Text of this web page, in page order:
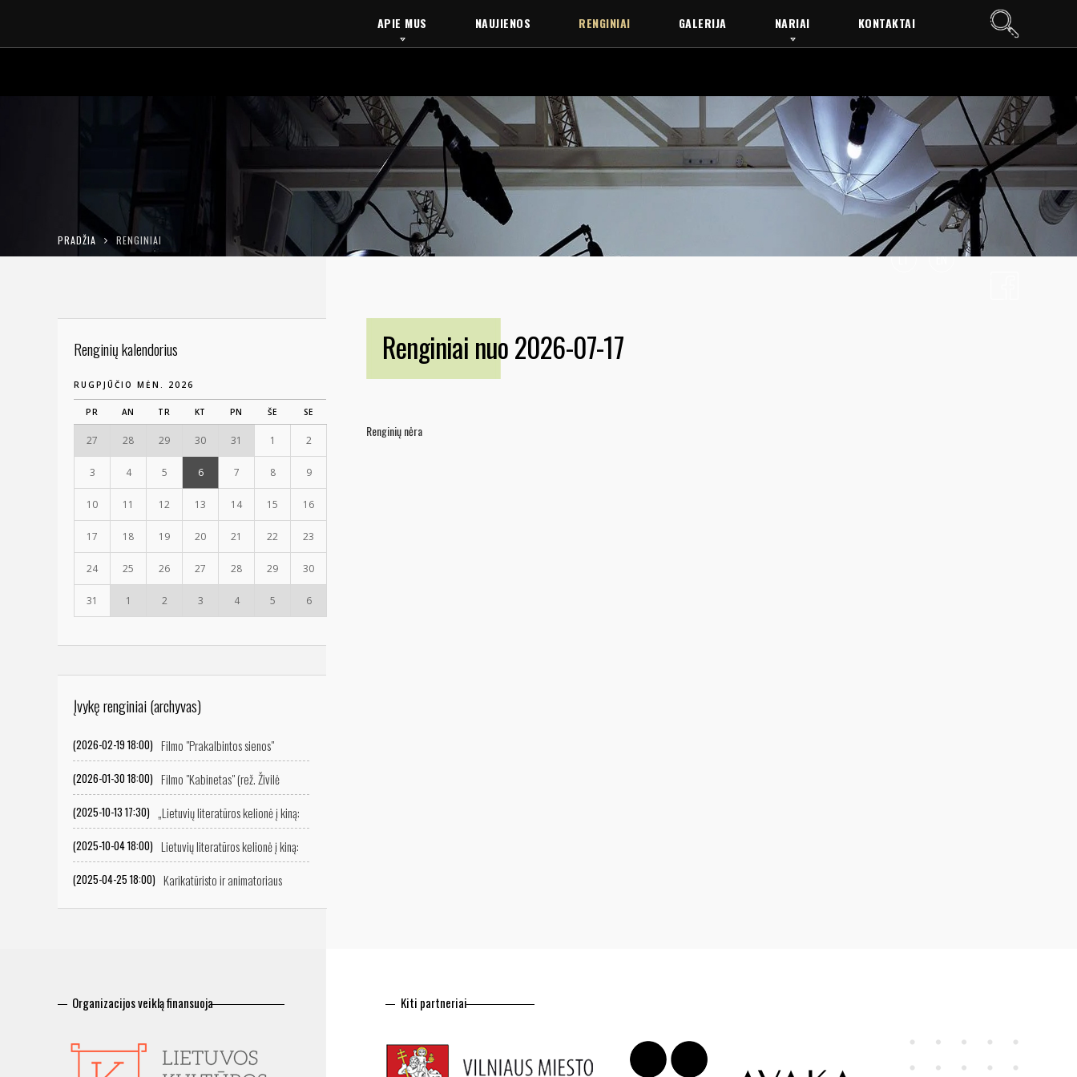
APIE MUS NAUJIENOS RENGINIAI GALERIJA NARIAI KONTAKTAI
LT EN
PRADŽIA RENGINIAI
Renginių kalendorius
RUGPJŪČIO MĖN. 2026
PR AN TR KT PN ŠE SE
27 28 29 30 31 1 2
3 4 5 6 7 8 9
10 11 12 13 14 15 16
17 18 19 20 21 22 23
24 25 26 27 28 29 30
31 1 2 3 4 5 6
Įvykę renginiai (archyvas)
(2026-02-19 18:00) Filmo "Prakalbintos sienos"
(2026-01-30 18:00) Filmo "Kabinetas" (rež. Živilė
(2025-10-13 17:30) „Lietuvių literatūros kelionė į kiną:
(2025-10-04 18:00) Lietuvių literatūros kelionė į kiną:
(2025-04-25 18:00) Karikatūristo ir animatoriaus
Vitalijaus Suchockio retrospektyvinė filmų programa
Renginiai nuo 2026-07-17
Renginių nėra
Organizacijos veiklą finansuoja Kiti partneriai